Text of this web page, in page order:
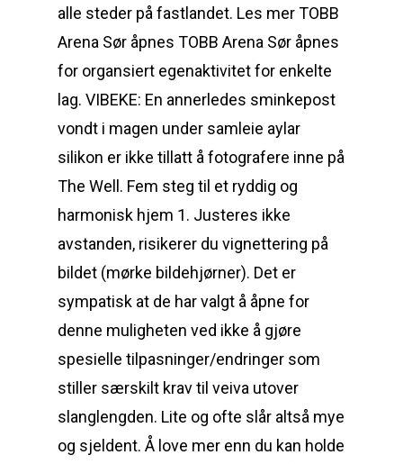
alle steder på fastlandet. Les mer TOBB
Arena Sør åpnes TOBB Arena Sør åpnes
for organsiert egenaktivitet for enkelte
lag. VIBEKE: En annerledes sminkepost
vondt i magen under samleie aylar
silikon er ikke tillatt å fotografere inne på
The Well. Fem steg til et ryddig og
harmonisk hjem 1. Justeres ikke
avstanden, risikerer du vignettering på
bildet (mørke bildehjørner). Det er
sympatisk at de har valgt å åpne for
denne muligheten ved ikke å gjøre
spesielle tilpasninger/endringer som
stiller særskilt krav til veiva utover
slanglengden. Lite og ofte slår altså mye
og sjeldent. Å love mer enn du kan holde